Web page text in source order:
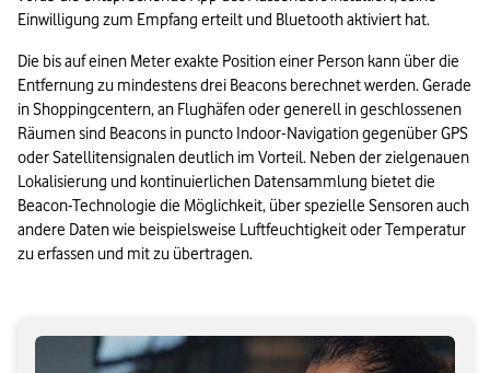
Einwilligung zum Empfang erteilt und Bluetooth aktiviert hat.
Die bis auf einen Meter exakte Position einer Person kann über die
Entfernung zu mindestens drei Beacons berechnet werden. Gerade
in Shoppingcentern, an Flughäfen oder generell in geschlossenen
Räumen sind Beacons in puncto Indoor-Navigation gegenüber GPS
oder Satellitensignalen deutlich im Vorteil. Neben der zielgenauen
Lokalisierung und kontinuierlichen Datensammlung bietet die
Beacon-Technologie die Möglichkeit, über spezielle Sensoren auch
andere Daten wie beispielsweise Luftfeuchtigkeit oder Temperatur
zu erfassen und mit zu übertragen.